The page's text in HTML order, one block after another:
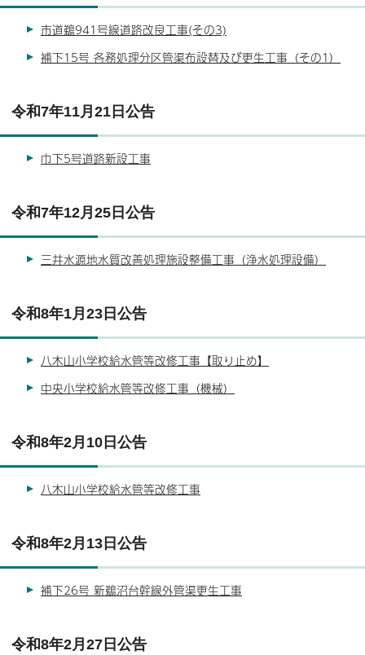
市道鵜941号線道路改良工事(その3)
補下15号 各務処理分区管渠布設替及び更生工事（その1）
令和7年11月21日公告
巾下5号道路新設工事
令和7年12月25日公告
三井水源地水質改善処理施設整備工事（浄水処理設備）
令和8年1月23日公告
八木山小学校給水管等改修工事【取り止め】
中央小学校給水管等改修工事（機械）
令和8年2月10日公告
八木山小学校給水管等改修工事
令和8年2月13日公告
補下26号 新鵜沼台幹線外管渠更生工事
令和8年2月27日公告